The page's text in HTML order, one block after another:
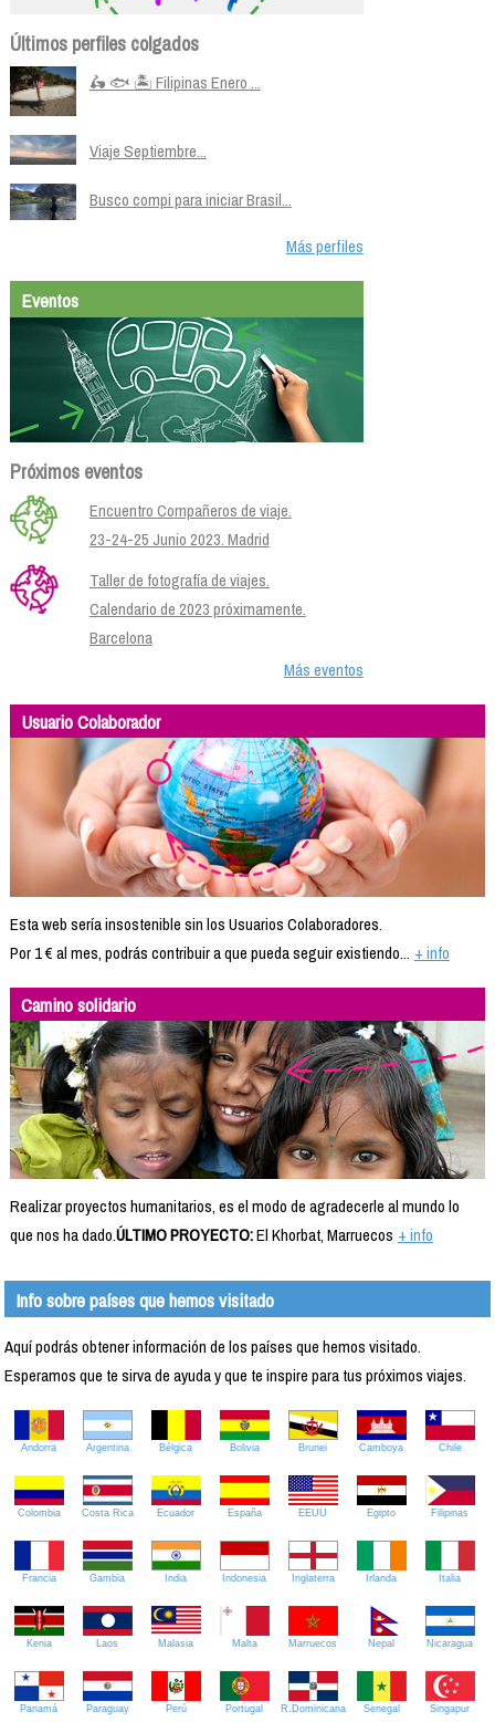
Últimos perfiles colgados
🛵 🐟 🏝️ Filipinas Enero ...
Viaje Septiembre...
Busco compi para iniciar Brasil...
Más perfiles
Eventos
Próximos eventos
Encuentro Compañeros de viaje.
23-24-25 Junio 2023. Madrid
Taller de fotografía de viajes.
Calendario de 2023 próximamente.
Barcelona
Más eventos
Usuario Colaborador
Esta web sería insostenible sin los Usuarios Colaboradores.
Por 1 € al mes, podrás contribuir a que pueda seguir existiendo... + info
Camino solidario
Realizar proyectos humanitarios, es el modo de agradecerle al mundo lo
que nos ha dado.ÚLTIMO PROYECTO:El Khorbat, Marruecos + info
Info sobre países que hemos visitado
Aquí podrás obtener información de los países que hemos visitado.
Esperamos que te sirva de ayuda y que te inspire para tus próximos viajes.
Andorra Argentina Bélgica Bolivia Brunei Camboya Chile
Colombia Costa Rica Ecuador España EEUU Egipto Filipinas
Francia Gambia India Indonesia Inglaterra Irlanda Italia
Kenia Laos Malasia Malta Marruecos Nepal Nicaragua
Panamá Paraguay Perú Portugal R.Dominicana Senegal Singapur